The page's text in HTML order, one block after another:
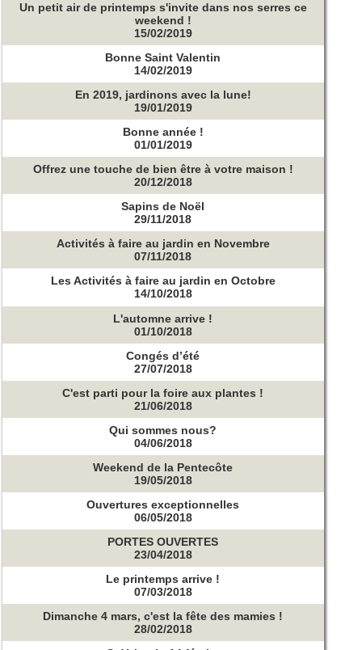
Un petit air de printemps s'invite dans nos serres ce
weekend !
15/02/2019
Bonne Saint Valentin
14/02/2019
En 2019, jardinons avec la lune!
19/01/2019
Bonne année !
01/01/2019
Offrez une touche de bien être à votre maison !
20/12/2018
Sapins de Noël
29/11/2018
Activités à faire au jardin en Novembre
07/11/2018
Les Activités à faire au jardin en Octobre
14/10/2018
L'automne arrive !
01/10/2018
Congés d’été
27/07/2018
C'est parti pour la foire aux plantes !
21/06/2018
Qui sommes nous?
04/06/2018
Weekend de la Pentecôte
19/05/2018
Ouvertures exceptionnelles
06/05/2018
PORTES OUVERTES
23/04/2018
Le printemps arrive !
07/03/2018
Dimanche 4 mars, c'est la fête des mamies !
28/02/2018